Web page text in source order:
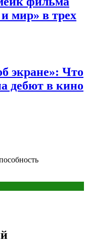
мир» в трех
экране»: Что
дебют в кино